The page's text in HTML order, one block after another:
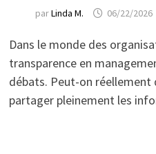
parLinda M. 06/22/2026
Dans le monde des
transparence en
débats. Peut-on réellement
partager pleinement les